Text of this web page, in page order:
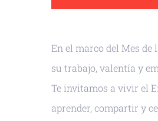
En el marco del Mes
su trabajo, valentía y
Te invitamos a vivir el
aprender, compartir y